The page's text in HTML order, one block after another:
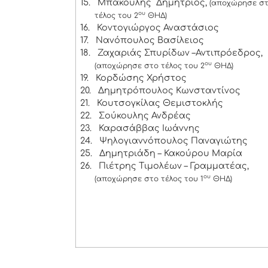
15. Μπάκουλης Δημήτριος, (αποχώρησε
τέλος του 2ουΘΗΔ)
16.
Κοντογιώργος Αναστάσιος
17.
Νανόπουλος Βασίλειος
18.
Ζαχαριάς Σπυρίδων –Αντιπρόεδρος,
(αποχώρησε στο τέλος του 2ουΘΗΔ)
19.
Κορδώσης Χρήστος
20.
Δημητρόπουλος Κωνσταντίνος
21.
Κουτσογκίλας Θεμιστοκλής
22.
Σούκουλης Ανδρέας
23.
Καρασάββας Ιωάννης
24.
Ψηλογιαννόπουλος Παναγιώτης
25.
Δημητριάδη – Κακούρου Μαρία
26.
Πιέτρης Τιμολέων – Γραμματέας,
(αποχώρησε στο τέλος του 1ουΘΗΔ)